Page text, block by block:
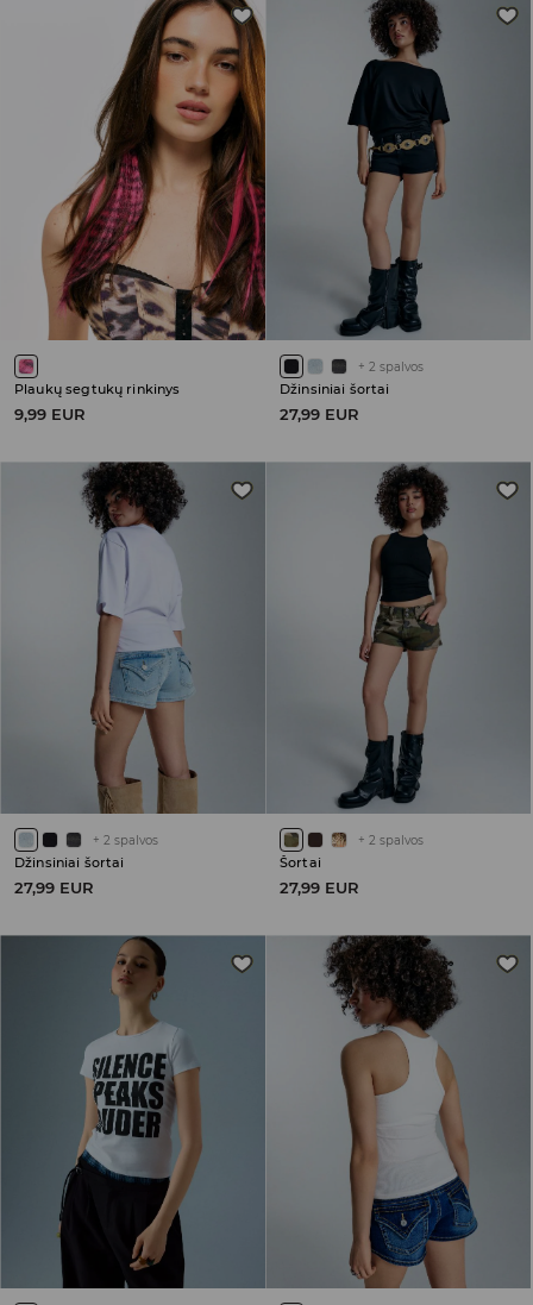
Plaukų segtukų rinkinys
9,99 EUR
+ 2 spalvos
Džinsiniai šortai
27,99 EUR
+ 2 spalvos
Džinsiniai šortai
27,99 EUR
+ 2 spalvos
Šortai
27,99 EUR